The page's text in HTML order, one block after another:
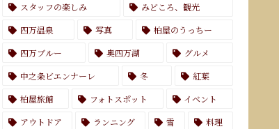
スタッフの楽しみ
みどころ、観光
四万温泉
写真
柏屋のうっちー
四万ブルー
奥四万湖
グルメ
中之条ビエンナーレ
冬
紅葉
柏屋旅館
フォトスポット
イベント
アウトドア
ランニング 雪
料理